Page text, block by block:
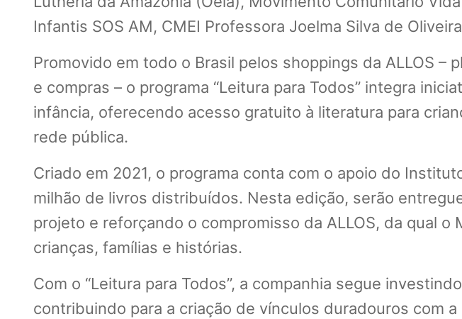
Infantis SOS AM, CMEI Professora Joelma Silva de
Promovido em todo o Brasil pelos shoppings da ALLOS
e compras – o programa “Leitura para Todos” integra
infância, oferecendo acesso gratuito à literatura para
rede pública.
Criado em 2021, o programa conta com o apoio do
milhão de livros distribuídos. Nesta edição, serão
projeto e reforçando o compromisso da ALLOS, da qual
crianças, famílias e histórias.
Com o “Leitura para Todos”, a companhia segue
contribuindo para a criação de vínculos duradouros com